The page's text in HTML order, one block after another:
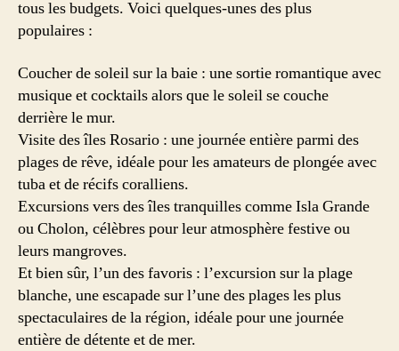
tous les budgets. Voici quelques-unes des plus
populaires :
Coucher de soleil sur la baie : une sortie romantique avec
musique et cocktails alors que le soleil se couche
derrière le mur.
Visite des îles Rosario : une journée entière parmi des
plages de rêve, idéale pour les amateurs de plongée avec
tuba et de récifs coralliens.
Excursions vers des îles tranquilles comme Isla Grande
ou Cholon, célèbres pour leur atmosphère festive ou
leurs mangroves.
Et bien sûr, l’un des favoris : l’excursion sur la plage
blanche, une escapade sur l’une des plages les plus
spectaculaires de la région, idéale pour une journée
entière de détente et de mer.